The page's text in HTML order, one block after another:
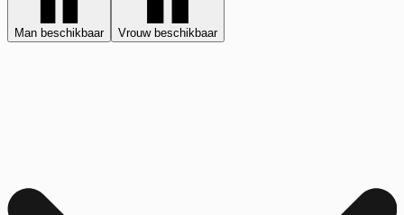
Man beschikbaar Vrouw beschikbaar